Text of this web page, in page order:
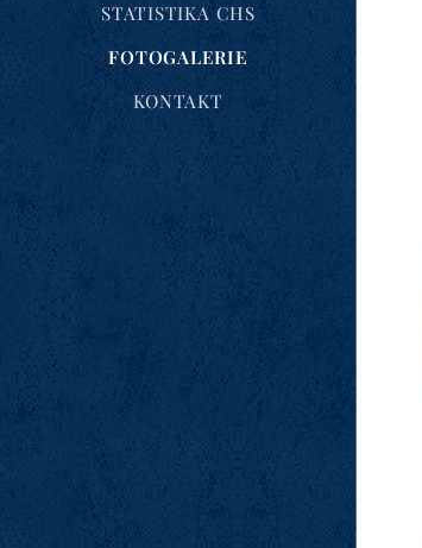
STATISTIKA CHS
FOTOGALERIE
KONTAKT